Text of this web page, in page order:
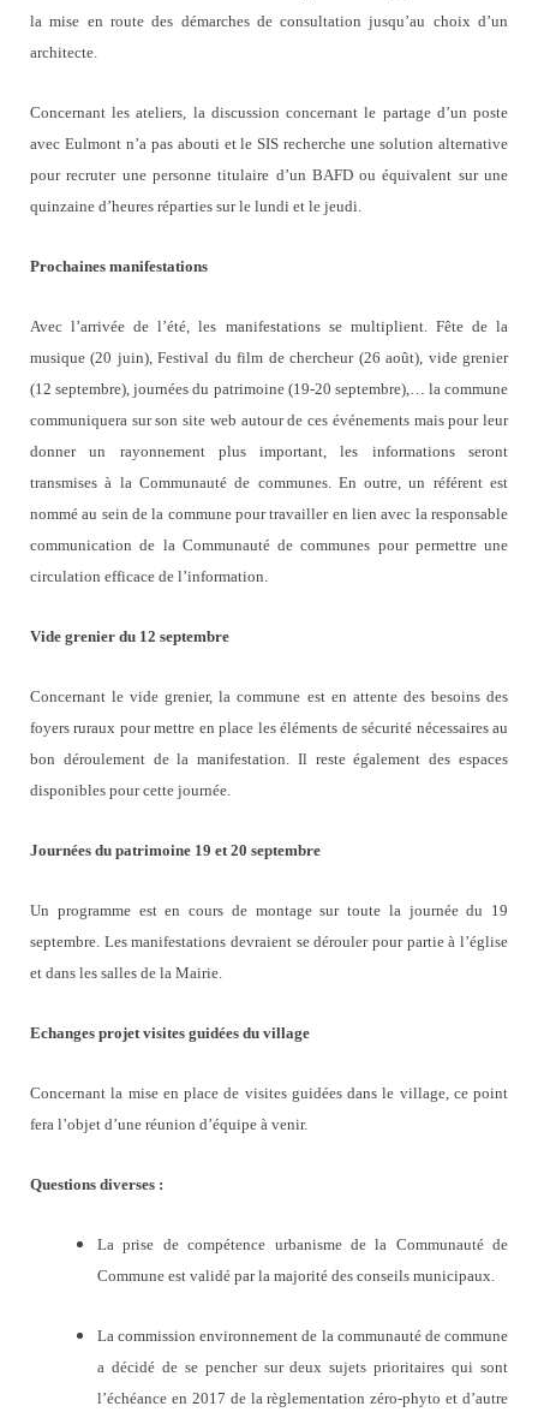
la mise en route des démarches de consultation jusqu’au choix d’un
architecte.
Concernant les ateliers, la discussion concernant le partage d’un poste
avec Eulmont n’a pas abouti et le SIS recherche une solution alternative
pour recruter une personne titulaire d’un BAFD ou équivalent sur une
quinzaine d’heures réparties sur le lundi et le jeudi.
Prochaines manifestations
Avec l’arrivée de l’été, les manifestations se multiplient. Fête de la
musique (20 juin), Festival du film de chercheur (26 août), vide grenier
(12 septembre), journées du patrimoine (19-20 septembre),… la commune
communiquera sur son site web autour de ces événements mais pour leur
donner un rayonnement plus important, les informations seront
transmises à la Communauté de communes. En outre, un référent est
nommé au sein de la commune pour travailler en lien avec la responsable
communication de la Communauté de communes pour permettre une
circulation efficace de l’information.
Vide grenier du 12 septembre
Concernant le vide grenier, la commune est en attente des besoins des
foyers ruraux pour mettre en place les éléments de sécurité nécessaires au
bon déroulement de la manifestation. Il reste également des espaces
disponibles pour cette journée.
Journées du patrimoine 19 et 20 septembre
Un programme est en cours de montage sur toute la journée du 19
septembre. Les manifestations devraient se dérouler pour partie à l’église
et dans les salles de la Mairie.
Echanges projet visites guidées du village
Concernant la mise en place de visites guidées dans le village, ce point
fera l’objet d’une réunion d’équipe à venir.
Questions diverses :
La prise de compétence urbanisme de la Communauté de
Commune est validé par la majorité des conseils municipaux.
La commission environnement de la communauté de commune
a décidé de se pencher sur deux sujets prioritaires qui sont
l’échéance en 2017 de la règlementation zéro-phyto et d’autre